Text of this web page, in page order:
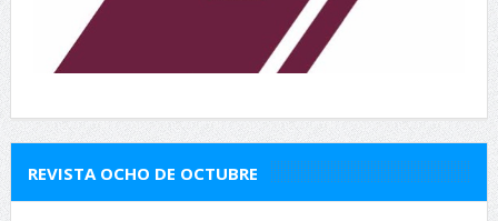
REVISTA OCHO DE OCTUBRE